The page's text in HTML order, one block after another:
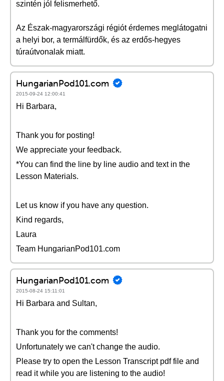
szintén jól felismerhető.
Az Észak-magyarországi régiót érdemes meglátogatni
a helyi bor, a termálfürdők, és az erdős-hegyes
túraútvonalak miatt.
HungarianPod101.com
2015-09-24 12:00:41
Hi Barbara,
Thank you for posting!
We appreciate your feedback.
*You can find the line by line audio and text in the
Lesson Materials.
Let us know if you have any question.
Kind regards,
Laura
Team HungarianPod101.com
HungarianPod101.com
2015-08-24 15:11:01
Hi Barbara and Sultan,
Thank you for the comments!
Unfortunately we can't change the audio.
Please try to open the Lesson Transcript pdf file and
read it while you are listening to the audio!